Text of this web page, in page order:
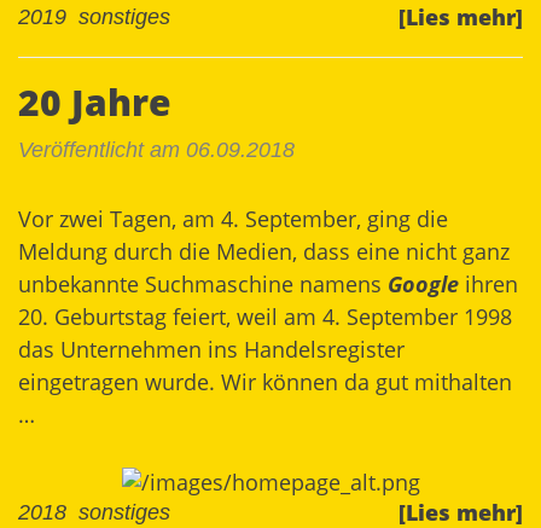
[Lies mehr]
2019 sonstiges
20 Jahre
Veröffentlicht am 06.09.2018
Vor zwei Tagen, am 4. September, ging die
Meldung durch die Medien, dass eine nicht ganz
unbekannte Suchmaschine namens Google ihren
20. Geburtstag feiert, weil am 4. September 1998
das Unternehmen ins Handelsregister
eingetragen wurde. Wir können da gut mithalten
…
[Lies mehr]
2018 sonstiges